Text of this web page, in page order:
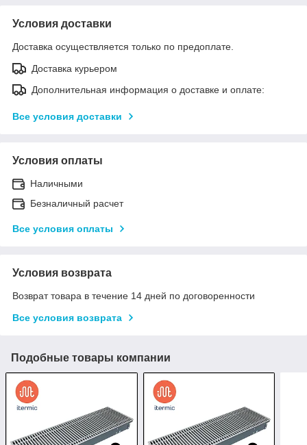
Условия доставки
Доставка осуществляется только по предоплате.
Доставка курьером
Дополнительная информация о доставке и оплате:
Все условия доставки
Условия оплаты
Наличными
Безналичный расчет
Все условия оплаты
Условия возврата
Возврат товара в течение 14 дней по договоренности
Все условия возврата
Подобные товары компании